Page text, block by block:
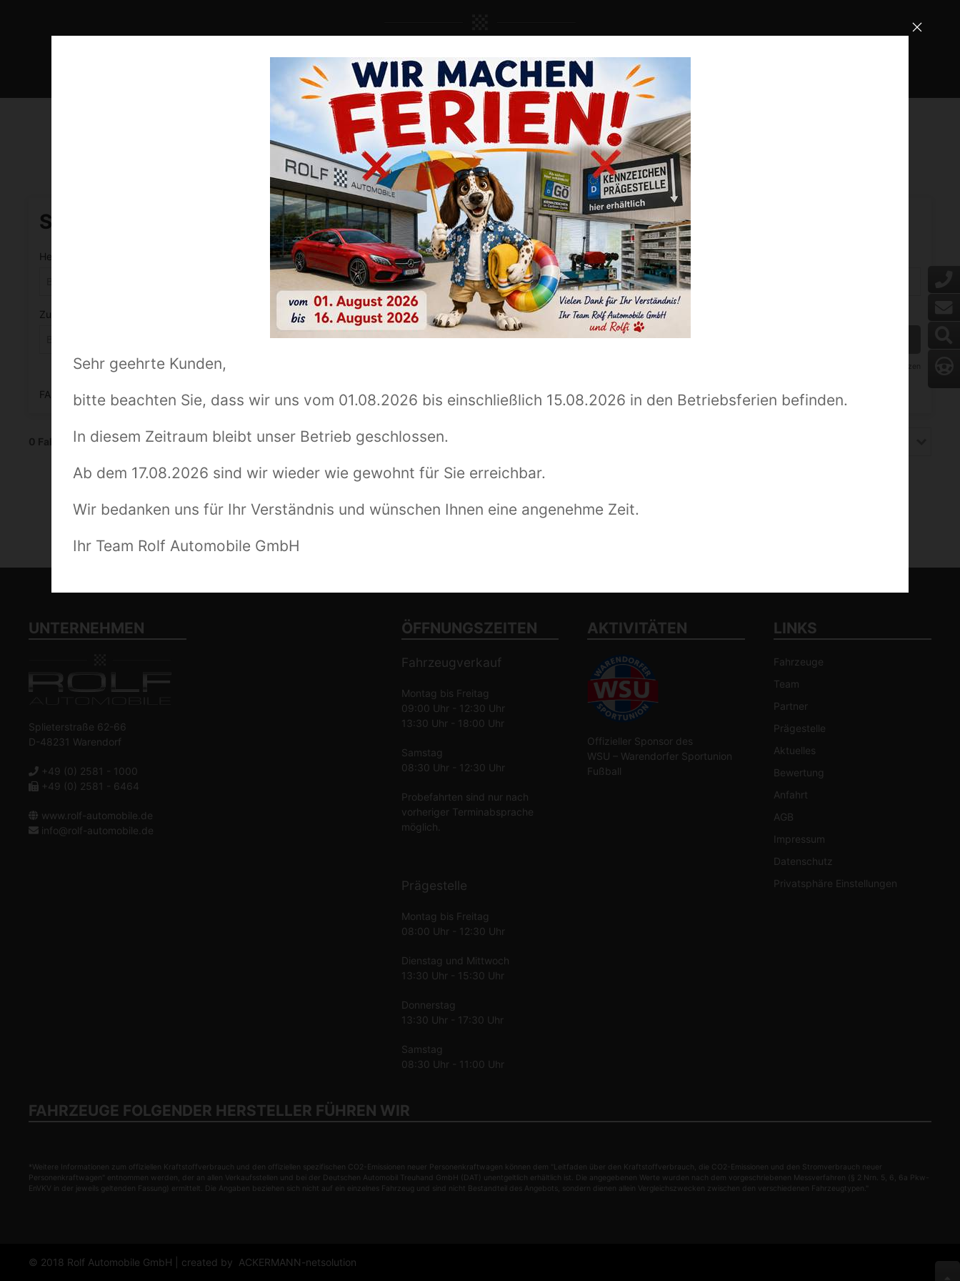
FAHRZEUGE PRÄGESTELLE UNTERNEHMEN KONTAKT
SUCHEN
Hersteller Modell Fahrzeugtyp
Zustand Preis bis Kilometer bis
zurücksetzen
FAHRZEUGDETAILS
0 Fahrzeuge
UNTERNEHMEN
Splieterstraße 62-66
D-48231 Warendorf
+49 (0) 2581 - 1000
+49 (0) 2581 - 6464
www.rolf-automobile.de
info@rolf-automobile.de
ÖFFNUNGSZEITEN
Fahrzeugverkauf
Montag bis Freitag
09:00 Uhr - 12:30 Uhr
13:30 Uhr - 18:00 Uhr
Samstag
08:30 Uhr - 12:30 Uhr
Probefahrten sind nur nach
vorheriger Terminabsprache
möglich.
Prägestelle
Montag bis Freitag
08:00 Uhr - 12:30 Uhr
Dienstag und Mittwoch
13:30 Uhr - 15:30 Uhr
Donnerstag
13:30 Uhr - 17:30 Uhr
Samstag
08:30 Uhr - 11:00 Uhr
AKTIVITÄTEN
Offizieller Sponsor des
WSU – Warendorfer Sportunion
Fußball
LINKS
Fahrzeuge
Team
Partner
Prägestelle
Aktuelles
Bewertung
Anfahrt
AGB
Impressum
Datenschutz
Privatsphäre Einstellungen
FAHRZEUGE FOLGENDER HERSTELLER FÜHREN WIR
*Weitere Informationen zum offiziellen Kraftstoffverbrauch und den offiziellen spezifischen CO2-Emissionen neuer Personenkraftwagen können dem "Leitfaden über den Kraftstoffverbrauch, die CO2-Emissionen und den Stromverbrauch neuer
Personenkraftwagen" entnommen werden, der an allen Verkaufsstellen und bei der Deutschen Automobil Treuhand GmbH (DAT) unentgeltlich erhältlich ist. Die angegebenen Werte wurden nach dem vorgeschriebenen Messverfahren (§ 2 Nrn. 5, 6, 6a Pkw-
EnVKV in der jeweils geltenden Fassung) ermittelt. Die Angaben beziehen sich nicht auf ein einzelnes Fahrzeug und sind nicht Bestandteil des Angebots, sondern dienen allein Vergleichszwecken zwischen den verschiedenen Fahrzeugtypen."
© 2018 Rolf Automobile GmbH | created by ACKERMANN-netsolution
Wir respektieren Ihre Privatsphäre
Unsere Website setzt Cookies ein, um unsere Dienste für Sie bereitzustellen.
Hierbei berücksichtigen wir Ihre Auswahl und verarbeiten nur die Daten für
Marketing, Analytics und Personalisierung, für die Sie uns Ihr Einverständnis
geben. Sie können Ihre Einwilligung jederzeit mit Wirkung für die Zukunft
widerrufen.
EINSTELLUNGEN NUR NOTWENDIGE ALLE AKZEPTIEREN
Datenschutz Impressum
Sehr geehrte Kunden,
bitte beachten Sie, dass wir uns vom 01.08.2026 bis einschließlich 15.08.2026 in den Betriebsferien befinden.
In diesem Zeitraum bleibt unser Betrieb geschlossen.
Ab dem 17.08.2026 sind wir wieder wie gewohnt für Sie erreichbar.
Wir bedanken uns für Ihr Verständnis und wünschen Ihnen eine angenehme Zeit.
Ihr Team Rolf Automobile GmbH